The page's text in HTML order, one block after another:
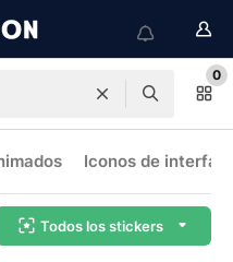
0
Iconos de interfaz
Todos los stickers